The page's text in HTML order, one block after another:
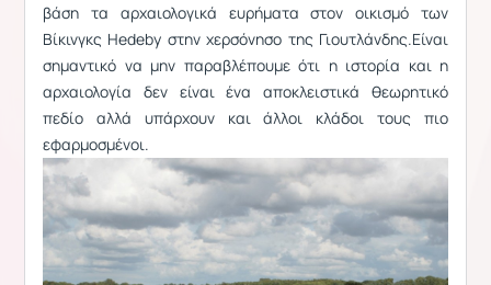
βάση τα αρχαιολογικά ευρήματα στον οικισμό των
Βίκινγκς Hedeby στην χερσόνησο της Γιουτλάνδης.Είναι
σημαντικό να μην παραβλέπουμε ότι η ιστορία και η
αρχαιολογία δεν είναι ένα αποκλειστικά θεωρητικό
πεδίο αλλά υπάρχουν και άλλοι κλάδοι τους πιο
εφαρμοσμένοι.